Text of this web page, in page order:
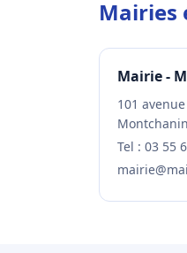
Mairies
Mairie -
101
Montchanin
Tel : 03 55